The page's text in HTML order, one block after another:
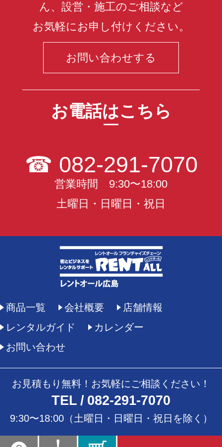
ん、設営・施工のご相談など
お気軽にお申し付けください。
お問い合わせする
お電話はこちら
☎ 082-291-7070
営業時間 9:30〜18:00
土曜日・日曜日・祝日
商品一覧 会社概要
店舗情報
レンタルガイド
カレンダー
お問い合わせ
お見積もり無料！お気軽にご相談ください！
TEL 082-291-7070
9:30〜18:00（土曜日・日曜日・祝日を除く）